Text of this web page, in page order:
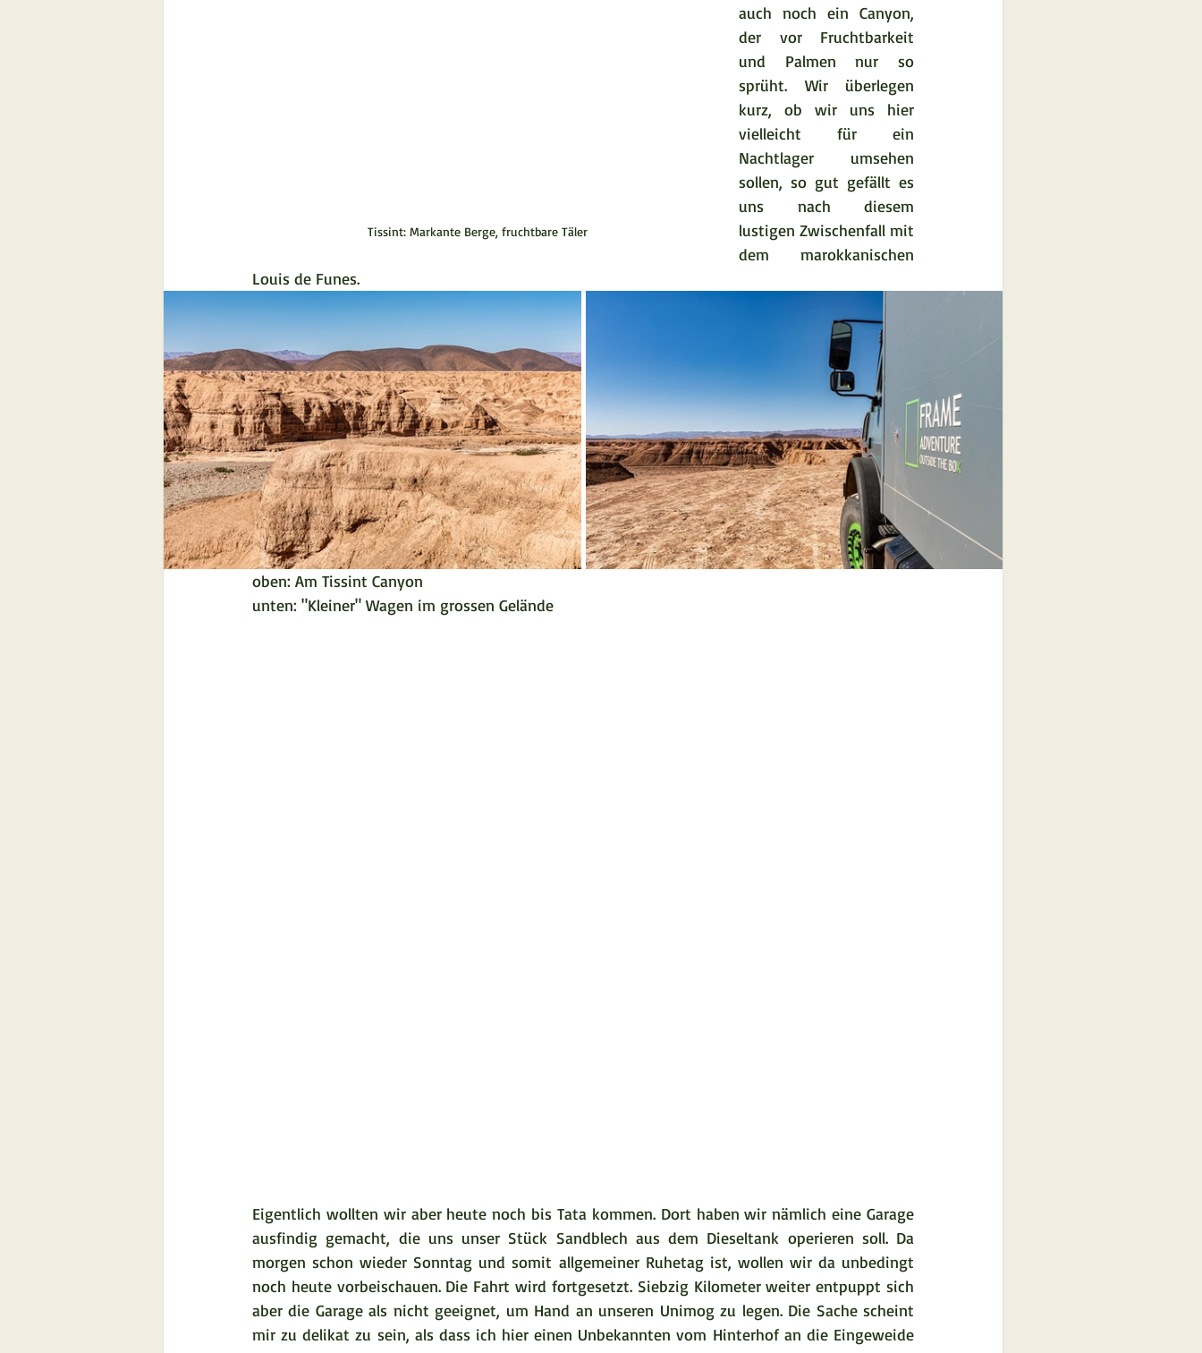
Tissint: Markante Berge, fruchtbare Täler
auch noch ein Canyon,
der vor Fruchtbarkeit
und Palmen nur so
sprüht. Wir überlegen
kurz, ob wir uns hier
vielleicht für ein
Nachtlager umsehen
sollen, so gut gefällt es
uns nach diesem
lustigen Zwischenfall mit
dem marokkanischen
Louis de Funes.
oben: Am Tissint Canyon
unten: "Kleiner" Wagen im grossen Gelände
Eigentlich wollten wir aber heute noch bis Tata kommen. Dort haben wir nämlich eine Garage
ausfindig gemacht, die uns unser Stück Sandblech aus dem Dieseltank operieren soll. Da
morgen schon wieder Sonntag und somit allgemeiner Ruhetag ist, wollen wir da unbedingt
noch heute vorbeischauen. Die Fahrt wird fortgesetzt. Siebzig Kilometer weiter entpuppt sich
aber die Garage als nicht geeignet, um Hand an unseren Unimog zu legen. Die Sache scheint
mir zu delikat zu sein, als dass ich hier einen Unbekannten vom Hinterhof an die Eingeweide